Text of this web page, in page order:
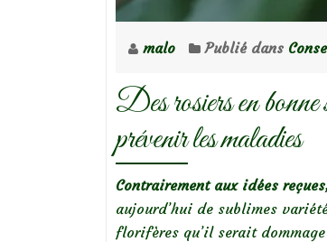
malo Publié dans
Des rosiers en bonne
prévenir les maladies
Contrairement aux idées
aujourd’hui de sublimes
florifères qu’il serait